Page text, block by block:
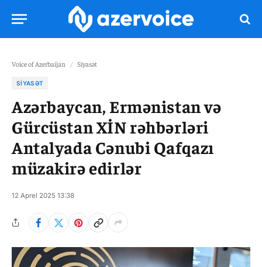
Voice of Azerbaijan / Siyasət
SIYASƏT
Azərbaycan, Ermənistan və
Gürcüstan XİN rəhbərləri
Antalyada Cənubi Qafqazı
müzakirə edirlər
12 Aprel 2025 13:38